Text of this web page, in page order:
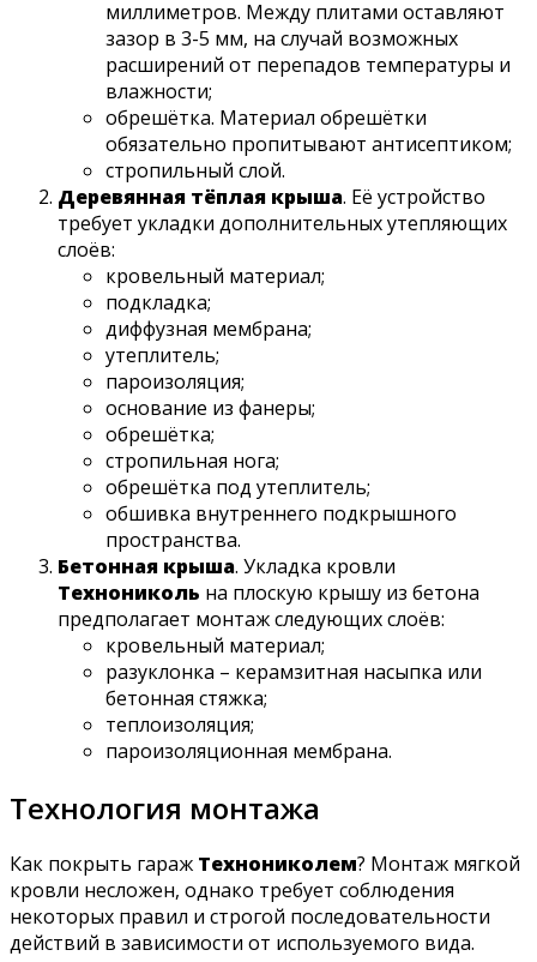
миллиметров. Между плитами оставляют
зазор в 3-5 мм, на случай возможных
расширений от перепадов температуры и
влажности;
обрешётка. Материал обрешётки
обязательно пропитывают антисептиком;
стропильный слой.
Деревянная тёплая крыша. Её устройство
требует укладки дополнительных утепляющих
слоёв:
кровельный материал;
подкладка;
диффузная мембрана;
утеплитель;
пароизоляция;
основание из фанеры;
обрешётка;
стропильная нога;
обрешётка под утеплитель;
обшивка внутреннего подкрышного
пространства.
Бетонная крыша. Укладка кровли
Технониколь на плоскую крышу из бетона
предполагает монтаж следующих слоёв:
кровельный материал;
разуклонка – керамзитная насыпка или
бетонная стяжка;
теплоизоляция;
пароизоляционная мембрана.
Технология монтажа
Как покрыть гараж Технониколем? Монтаж мягкой
кровли несложен, однако требует соблюдения
некоторых правил и строгой последовательности
действий в зависимости от используемого вида.